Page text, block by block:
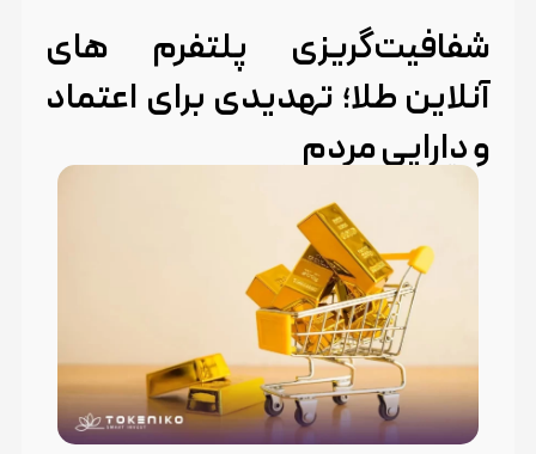
شفافیت‌گریزی پلتفرم های
آنلاین طلا؛ تهدیدی برای اعتماد
و دارایی مردم